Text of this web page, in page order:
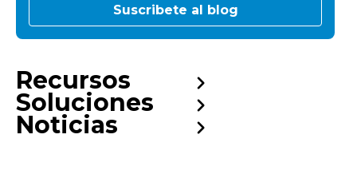
Recursos
Soluciones
Noticias